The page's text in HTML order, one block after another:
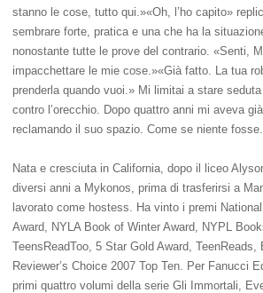
stanno le cose, tutto qui.»«Oh, l’ho capito»
sembrare forte, pratica e una che ha la
nonostante tutte le prove del contrario. «Senti,
impacchettare le mie cose.»«Già fatto. La tua
prenderla quando vuoi.» Mi limitai a stare
contro l’orecchio. Dopo quattro anni mi aveva
reclamando il suo spazio. Come se niente fosse.
Nata e cresciuta in California, dopo il liceo
diversi anni a Mykonos, prima di trasferirsi a
lavorato come hostess. Ha vinto i premi National
Award, NYLA Book of Winter Award, NYPL
TeensReadToo, 5 Star Gold Award, TeenReads,
Reviewer’s Choice 2007 Top Ten. Per Fanucci
primi quattro volumi della serie Gli Immortali,